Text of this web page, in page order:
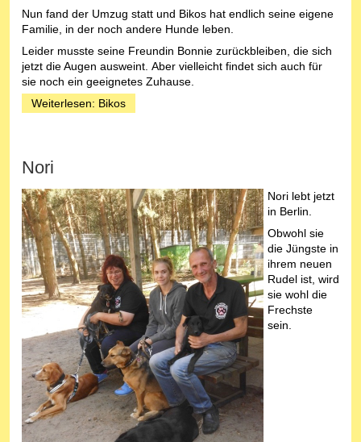
Nun fand der Umzug statt und Bikos hat endlich seine eigene
Familie, in der noch andere Hunde leben.
Leider musste seine Freundin Bonnie zurückbleiben, die sich
jetzt die Augen ausweint. Aber vielleicht findet sich auch für
sie noch ein geeignetes Zuhause.
Weiterlesen: Bikos
Nori
Nori lebt jetzt
in Berlin.
Obwohl sie
die Jüngste in
ihrem neuen
Rudel ist, wird
sie wohl die
Frechste
sein.